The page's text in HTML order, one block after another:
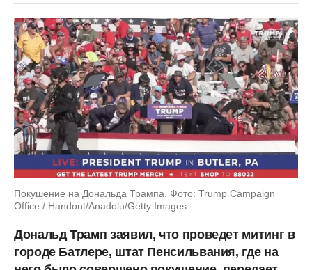
Покушение на Дональда Трампа. Фото: Trump Campaign
Office / Handout/Anadolu/Getty Images
Дональд Трамп заявил, что проведет митинг в
городе Батлере, штат Пенсильвания, где на